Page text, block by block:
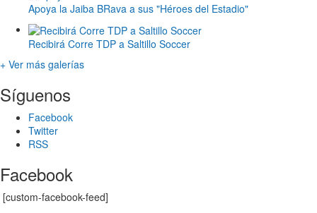
Apoya la Jaiba BRava a sus "Héroes del Estadio"
Recibirá Corre TDP a Saltillo Soccer
+ Ver más galerías
Síguenos
Facebook
Twitter
RSS
Facebook
[custom-facebook-feed]